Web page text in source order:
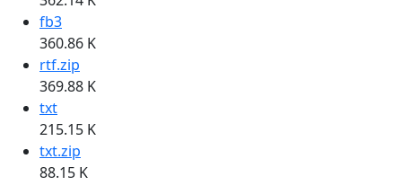
fb3
360.86 K
rtf.zip
369.88 K
txt
215.15 K
txt.zip
88.15 K